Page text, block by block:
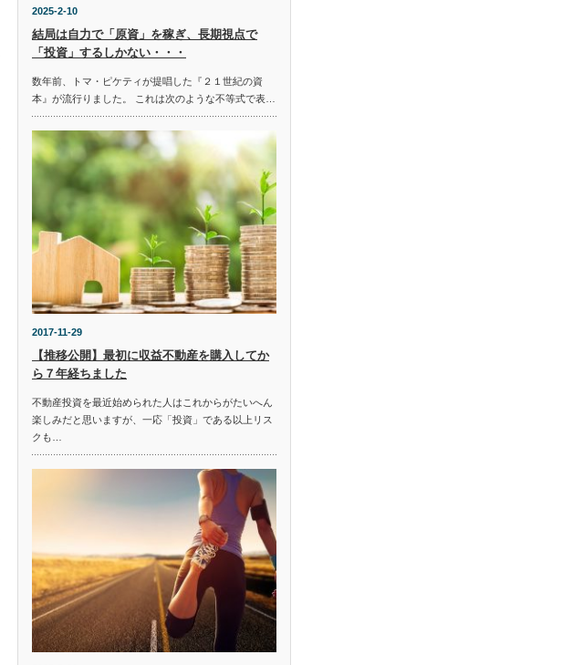
2025-2-10
結局は自力で「原資」を稼ぎ、長期視点で
「投資」するしかない・・・
数年前、トマ・ピケティが提唱した『２１世紀の資
本』が流行りました。 これは次のような不等式で表…
2017-11-29
【推移公開】最初に収益不動産を購入してか
ら７年経ちました
不動産投資を最近始められた人はこれからがたいへん
楽しみだと思いますが、一応「投資」である以上リス
クも…